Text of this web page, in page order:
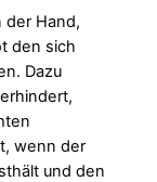
der Hand,
den sich
Dazu
wenn der
und den